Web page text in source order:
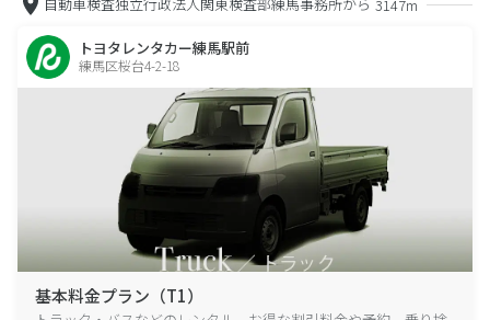
3147m
トヨタレンタカー練馬駅前
練馬区桜台4-2-18
基本料金プラン（T1）